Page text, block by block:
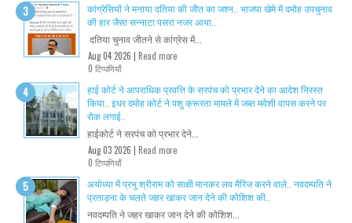
कांग्रेसियों ने मनाया दतिया की जीत का जश्न.. भाजपा खेमे में दमोह उपचुनाव
की हार जैसा सन्नाटा पसरा नजर आया..
दतिया चुनाव जीतने से कांग्रेस में...
Aug 04 2026 | Read more
0 टिप्पणियाँ
हाई कोर्ट ने आपराधिक प्रवत्ति के सरपंच को प्रभार देने का आदेश निरस्त
किया.. इधर दमोह कोर्ट ने पशु क्रूरता मामले में जब्त मवेशी वापस करने पर
रोक लगाई..
हाईकोर्ट ने सरपंच को प्रभार देने...
Aug 03 2026 | Read more
0 टिप्पणियाँ
अयोध्या में प्रभु श्रीराम को साक्षी मानकर लव मैरिज करने वाले.. नवदम्पति ने
प्रताड़ना के चलते जहर खाकर जान देने की कोशिश की..
नवदम्पति ने जहर खाकर जान देने की कोशिश...